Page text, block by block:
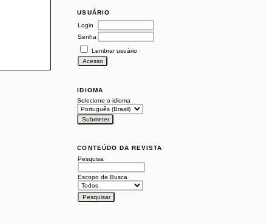
USUÁRIO
Login
Senha
Lembrar usuário
IDIOMA
Selecione o idioma
CONTEÚDO DA REVISTA
Pesquisa
Escopo da Busca